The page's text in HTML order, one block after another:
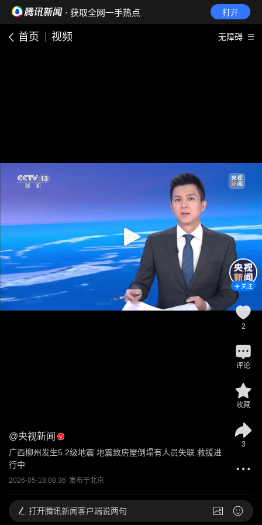
· 获取全网一手热点 打开
首页 视频 无障碍
@央视新闻
广西柳州发生5.2级地震 地震致房屋倒塌有人员失联 救援进
行中
2026-05-18 08:36 发布于北京
关注
2
评论
收藏
3
打开腾讯新闻客户端说两句